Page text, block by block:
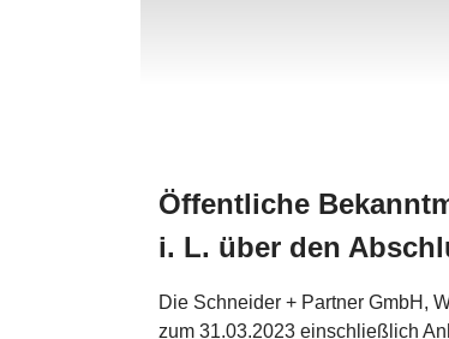
Öffentliche
i. L. über den
Die Schneider + Partner GmbH,
zum 31.03.2023 einschließlich